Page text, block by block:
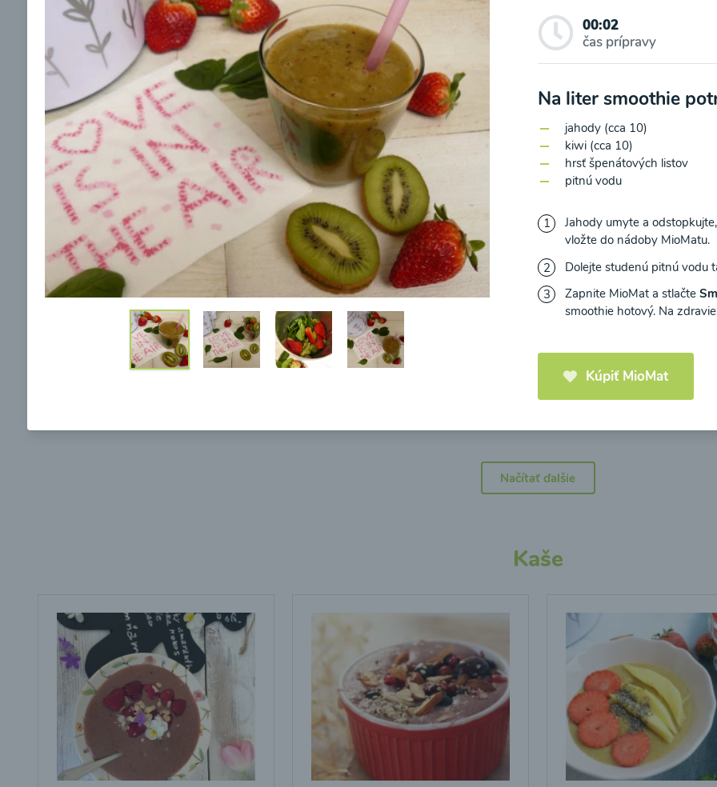
00:25 Zobraziť 00:25 00:25
Brokolicová polievka s nivou
Brokolicová polievka s
pečenými cherry a
mozzarelou od Recepty
Mojej Zdravej Kuchyne
Brokolicová polievka
syrom
00:25
Načítať ďalšie
Kaše
00:02
čas prípravy
Na liter smoothie
jahody (cca 10)
kiwi (cca 10)
hrsť špenátových listov
pitnú vodu
Jahody umyte a
vložte do nádoby MioMatu.
Dolejte studenú pitnú vodu
Zapnite MioMat a stlačte
smoothie hotový. Na
Kúpiť MioMat
Odber noviniek a akcií
Odoslaním registrácie na Newsletter súhlasím so spracovaním osobných údajov pre účely zasielania newsletteru
Ochrane osobných údajov a súhlasím s nimi.